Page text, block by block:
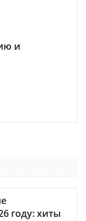
и
году: хиты